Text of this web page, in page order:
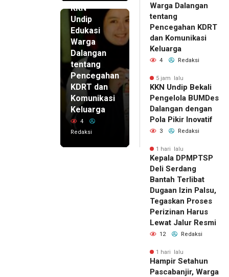
KKN
Undip
Edukasi
Warga
Dalangan
tentang
Pencegahan
KDRT dan
Komunikasi
Keluarga
4
Redaksi
Warga Dalangan
tentang
Pencegahan KDRT
dan Komunikasi
Keluarga
4 Redaksi
5 jam lalu
KKN Undip Bekali
Pengelola BUMDes
Dalangan dengan
Pola Pikir Inovatif
3 Redaksi
1 hari lalu
Kepala DPMPTSP
Deli Serdang
Bantah Terlibat
Dugaan Izin Palsu,
Tegaskan Proses
Perizinan Harus
Lewat Jalur Resmi
12 Redaksi
1 hari lalu
Hampir Setahun
Pascabanjir, Warga